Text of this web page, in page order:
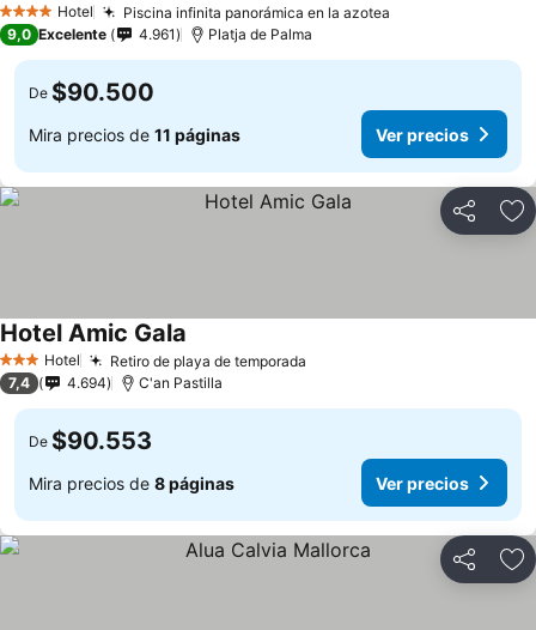
4 EstrellasHotel Piscina infinita panorámica en la azotea
9,0 Excelente 4.961 Platja de Palma
De $90.500
Mira precios de 11 páginas Ver precios
Compartir
3 Estrellas
Hotel Retiro de playa de temporada
Hotel Amic Gala
7,4 4.694 C'an Pastilla
De $90.553
Mira precios de 8 páginas Ver precios
Compartir